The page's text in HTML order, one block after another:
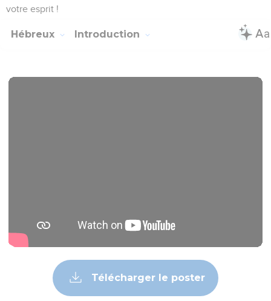
votre esprit !
Hébreux Introduction
Télécharger le poster